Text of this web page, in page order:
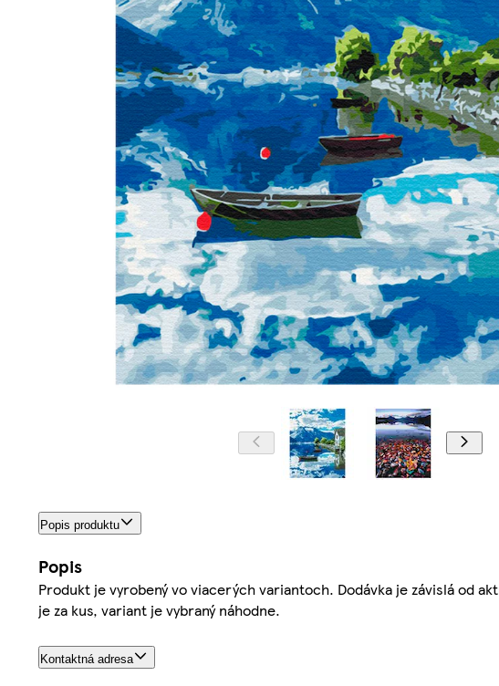
Popis produktu
Popis
Produkt je vyrobený vo viacerých variantoch. Dodávka je závislá od
je za kus, variant je vybraný náhodne.
Kontaktná adresa